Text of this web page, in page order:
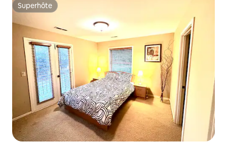
Superhôte
Superhôte